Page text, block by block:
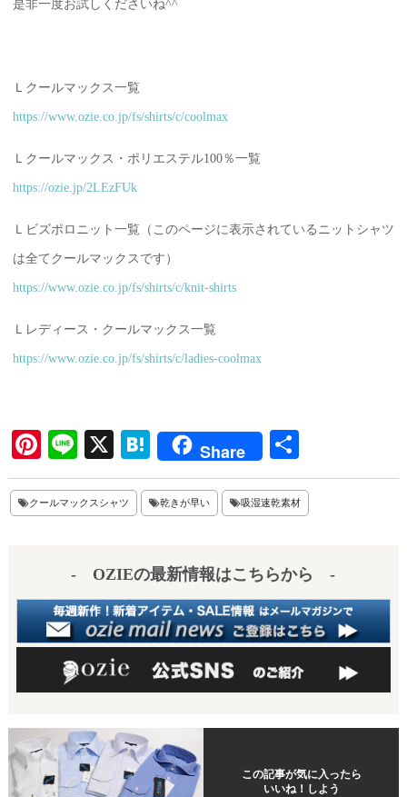
是非一度お試しくださいね^^
Ｌクールマックス一覧
https://www.ozie.co.jp/fs/shirts/c/coolmax
Ｌクールマックス・ポリエステル100％一覧
https://ozie.jp/2LEzFUk
Ｌビズポロニット一覧（このページに表示されているニットシャツ
は全てクールマックスです）
https://www.ozie.co.jp/fs/shirts/c/knit-shirts
Ｌレディース・クールマックス一覧
https://www.ozie.co.jp/fs/shirts/c/ladies-coolmax
Pi
nt
er
Li
ne
X
H
at
en
Share
有
クールマックスシャツ 乾きが早い 吸湿速乾素材
- OZIEの最新情報はこちらから -
この記事が気に入ったら
いいね！しよう